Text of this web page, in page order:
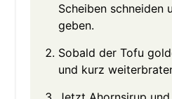
Scheiben schneiden
geben.
Sobald der Tofu
und kurz